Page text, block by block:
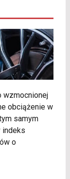
wzmocnionej
obciążenie w
samym
indeks
o